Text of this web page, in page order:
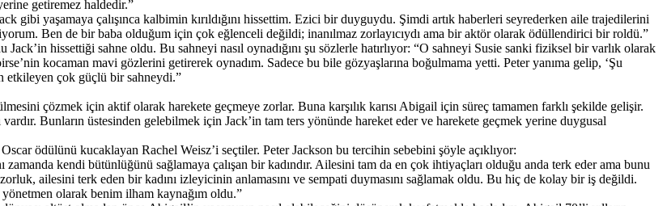
getiremez haldedir.”
gibi yaşamaya çalışınca kalbimin kırıldığını hissettim. Ezici bir duyguydu. Şimdi artık haberleri seyrederken aile trajedilerini
Ben de bir baba olduğum için çok eğlenceli değildi; inanılmaz zorlayıcıydı ama bir aktör olarak ödüllendirici bir roldü.”
hissettiği sahne oldu. Bu sahneyi nasıl oynadığını şu sözlerle hatırlıyor: “O sahneyi Susie sanki fiziksel bir varlık olarak
kocaman mavi gözlerini getirerek oynadım. Sadece bu bile gözyaşlarına boğulmama yetti. Peter yanıma gelip, ‘Şu
etkileyen çok güçlü bir sahneydi.”
çözmek için aktif olarak harekete geçmeye zorlar. Buna karşılık karısı Abigail için süreç tamamen farklı şekilde gelişir.
Bunların üstesinden gelebilmek için Jack’in tam ters yönünde hareket eder ve harekete geçmek yerine duygusal
ödülünü kucaklayan Rachel Weisz’i seçtiler. Peter Jackson bu tercihin sebebini şöyle açıklıyor:
kendi bütünlüğünü sağlamaya çalışan bir kadındır. Ailesini tam da en çok ihtiyaçları olduğu anda terk eder ama bunu
ailesini terk eden bir kadını izleyicinin anlamasını ve sempati duymasını sağlamak oldu. Bu hiç de kolay bir iş değildi.
olarak benim ilham kaynağım oldu.”